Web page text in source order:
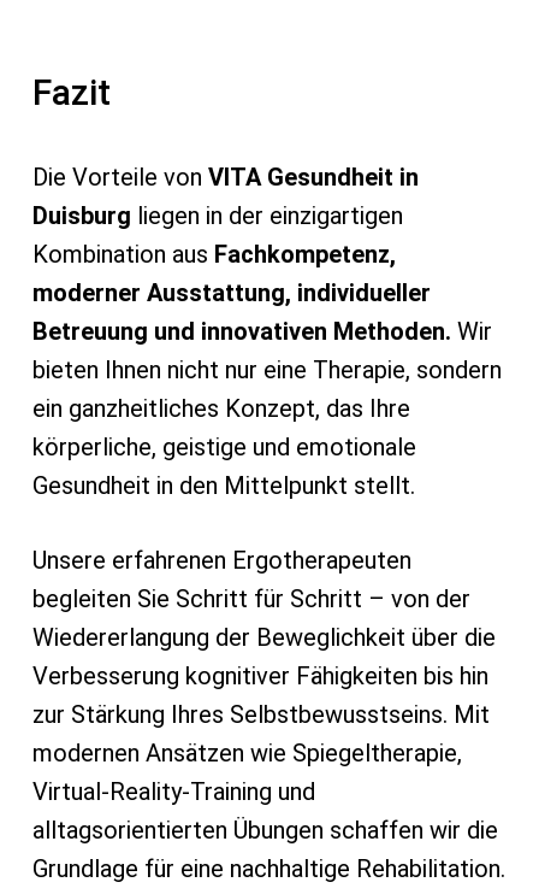
Fazit
Die Vorteile von VITA Gesundheit in
Duisburg liegen in der einzigartigen
Kombination aus Fachkompetenz,
moderner Ausstattung, individueller
Betreuung und innovativen Methoden. Wir
bieten Ihnen nicht nur eine Therapie, sondern
ein ganzheitliches Konzept, das Ihre
körperliche, geistige und emotionale
Gesundheit in den Mittelpunkt stellt.
Unsere erfahrenen Ergotherapeuten
begleiten Sie Schritt für Schritt – von der
Wiedererlangung der Beweglichkeit über die
Verbesserung kognitiver Fähigkeiten bis hin
zur Stärkung Ihres Selbstbewusstseins. Mit
modernen Ansätzen wie Spiegeltherapie,
Virtual-Reality-Training und
alltagsorientierten Übungen schaffen wir die
Grundlage für eine nachhaltige Rehabilitation.